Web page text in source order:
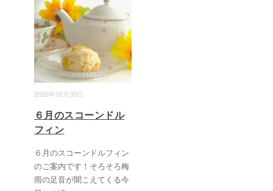
2026年05月30日
６月のスコーンドル
フィン
６月のスコーンドルフィン
のご案内です！そろそろ梅
雨の足音が聞こえてくる今